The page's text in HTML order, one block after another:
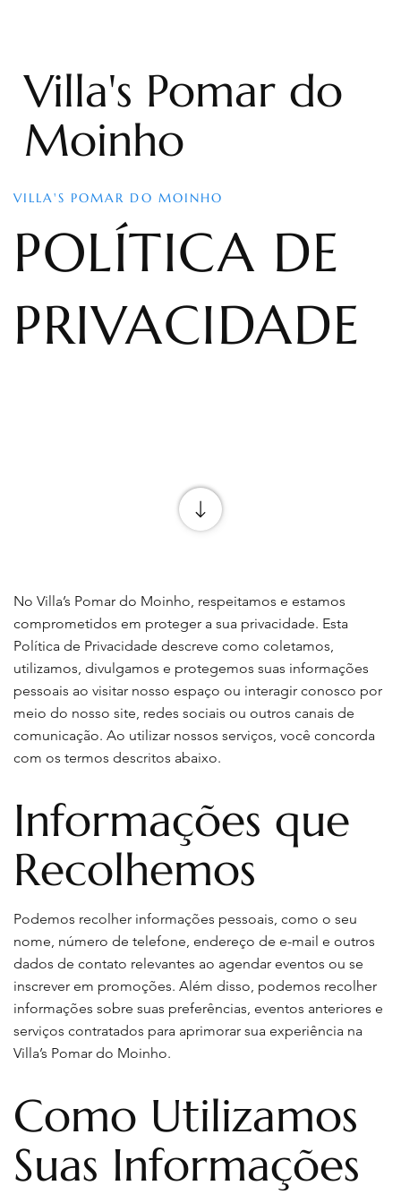
Villa's Pomar do
Moinho
VILLA'S POMAR DO MOINHO
POLÍTICA DE
PRIVACIDADE
No Villa’s Pomar do Moinho, respeitamos e estamos
comprometidos em proteger a sua privacidade. Esta
Política de Privacidade descreve como coletamos,
utilizamos, divulgamos e protegemos suas informações
pessoais ao visitar nosso espaço ou interagir conosco por
meio do nosso site, redes sociais ou outros canais de
comunicação. Ao utilizar nossos serviços, você concorda
com os termos descritos abaixo.
Informações que
Recolhemos
Podemos recolher informações pessoais, como o seu
nome, número de telefone, endereço de e-mail e outros
dados de contato relevantes ao agendar eventos ou se
inscrever em promoções. Além disso, podemos recolher
informações sobre suas preferências, eventos anteriores e
serviços contratados para aprimorar sua experiência na
Villa’s Pomar do Moinho.
Como Utilizamos
Suas Informações